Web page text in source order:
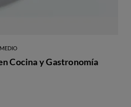
Cocina y Gastronomía